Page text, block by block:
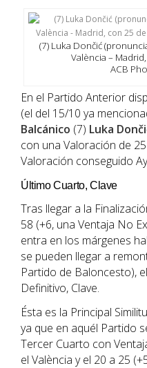
(7) Luka Dončić
València –
ACB
En el Partido Anterior
(el del 15/10 ya
Balcánico (7) Luka
con una Valoración de
Valoración conseguido
Último Cuarto, Clave
Tras llegar a la
58 (+6, una Ventaja No
entra en los márgenes
se pueden llegar a
Partido de Baloncesto),
Definitivo, Clave.
Ésta es la Principal
ya que en aquél Partido
Tercer Cuarto con
el València y el 20 a 25